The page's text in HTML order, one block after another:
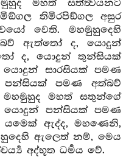
මහත් සත්ත්‍වයනට
තිමිරපිඞ්ගල අසුර
වෙති. මහමුහුදෙහි
ඇත්තෝ ද, යොදුන්
ද, යොදුන් තුන්සියක්
සාරසියක් පමණ
පමණ අත්බව්
මහත් සතුන්ගේ
යොදුන් පන්සියක් පමණ
ඇද්ද, මහණෙනි,
ඇලෙත් නම්, මෙය
අද්භූත ධර්‍මය වේ.